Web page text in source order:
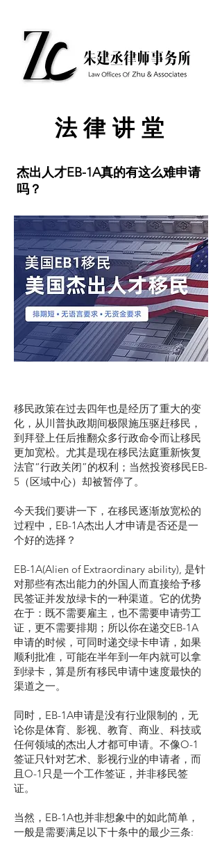
​法律讲堂
杰出人才EB-1A真的有这么难申请
吗？
移民政策在过去四年也是经历了重大的变
化，从川普执政期间极限施压驱赶移民，
到拜登上任后推翻众多行政命令而让移民
更加宽松。尤其是现在移民法庭重新恢复
法官“行政关闭”的权利；当然投资移民EB-
5（区域中心）却被暂停了。
今天我们要讲一下，在移民逐渐放宽松的
过程中，EB-1A杰出人才申请是否还是一
个好的选择？
EB-1A(Alien of Extraordinary ability), 是针
对那些有杰出能力的外国人而直接给予移
民签证并发放绿卡的一种渠道。它的优势
在于：既不需要雇主，也不需要申请劳工
证，更不需要排期；所以你在递交EB-1A
申请的时候，可同时递交绿卡申请，如果
顺利批准，可能在半年到一年内就可以拿
到绿卡，算是所有移民申请中速度最快的
渠道之一。
同时，EB-1A申请是没有行业限制的，无
论你是体育、影视、教育、商业、科技或
任何领域的杰出人才都可申请。不像O-1
签证只针对艺术、影视行业的申请者，而
且O-1只是一个工作签证，并非移民签
证。
当然，EB-1A也并非想象中的如此简单，
一般是需要满足以下十条中的最少三条: